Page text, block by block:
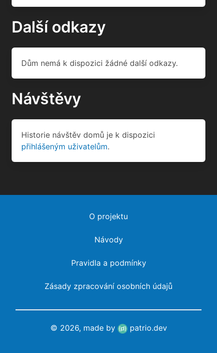
Další odkazy
Dům nemá k dispozici žádné další odkazy.
Návštěvy
Historie návštěv domů je k dispozici
přihlášeným uživatelům.
O projektu
Návody
Pravidla a podmínky
Zásady zpracování osobních údajů
© 2026, made by patrio.dev